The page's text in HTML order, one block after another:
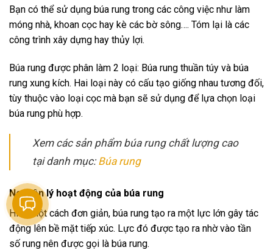
Bạn có thể sử dụng búa rung trong các công việc như làm
móng nhà, khoan cọc hay kè các bờ sông…. Tóm lại là các
công trình xây dựng hay thủy lợi.
Búa rung được phân làm 2 loại: Búa rung thuần túy và búa
rung xung kích. Hai loại này có cấu tạo giống nhau tương đối,
tùy thuộc vào loại cọc mà bạn sẽ sử dụng để lựa chọn loại
búa rung phù hợp.
Xem các sản phẩm búa rung chất lượng cao
tại danh mục: Búa rung
Nguyên lý hoạt động của búa rung
Hiểu một cách đơn giản, búa rung tạo ra một lực lớn gây tác
động lên bề mặt tiếp xúc. Lực đó được tạo ra nhờ vào tần
số rung nên được gọi là búa rung.